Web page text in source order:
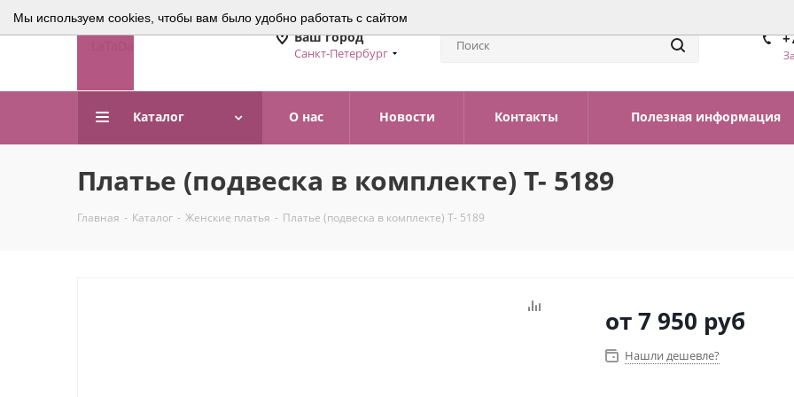
Мы используем cookies, чтобы вам было удобно работать с сайтом
Ваш город
Санкт-Петербург
Каталог О нас Новости Контакты Полезная информация
Платье (подвеска в комплекте) Т- 5189
Главная - Каталог - Женские платья - Платье (подвеска в комплекте) Т- 5189
от7 950 руб
Нашли дешевле?